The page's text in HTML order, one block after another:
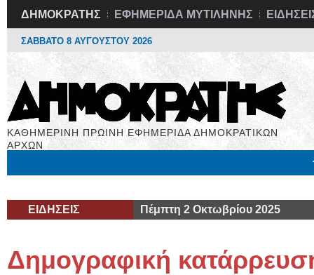
ΔΗΜΟΚΡΑΤΗΣ ΕΦΗΜΕΡΙΔΑ ΜΥΤΙΛΗΝΗΣ
ΣΑΒΒΑΤΟ 8 ΑΥΓΟΥΣΤΟΥ 2026
ΚΑΘΗΜΕΡΙΝΗ ΠΡΩΙΝΗ ΕΦΗΜΕΡΙΔΑ ΔΗΜΟΚΡΑΤΙΚΩΝ
ΑΡΧΩΝ
ΕΙΔΗΣΕΙΣ Πέμπτη 2 Οκτωβρίου 2025
Δημογραφική